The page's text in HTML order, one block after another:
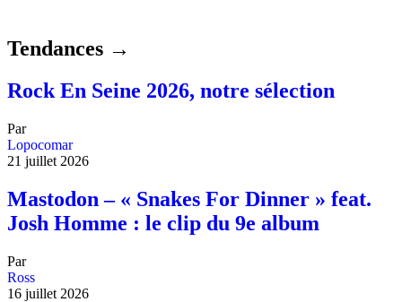
Tendances →
Rock En Seine 2026, notre sélection
Par
Lopocomar
21 juillet 2026
Mastodon – « Snakes For Dinner » feat.
Josh Homme : le clip du 9e album
Par
Ross
16 juillet 2026